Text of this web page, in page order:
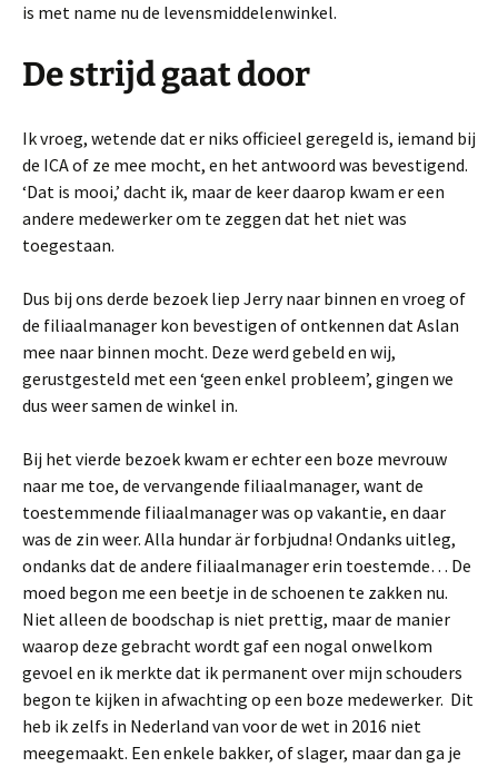
is met name nu de levensmiddelenwinkel.
De strijd gaat door
Ik vroeg, wetende dat er niks officieel geregeld is, iemand bij
de ICA of ze mee mocht, en het antwoord was bevestigend.
‘Dat is mooi,’ dacht ik, maar de keer daarop kwam er een
andere medewerker om te zeggen dat het niet was
toegestaan.
Dus bij ons derde bezoek liep Jerry naar binnen en vroeg of
de filiaalmanager kon bevestigen of ontkennen dat Aslan
mee naar binnen mocht. Deze werd gebeld en wij,
gerustgesteld met een ‘geen enkel probleem’, gingen we
dus weer samen de winkel in.
Bij het vierde bezoek kwam er echter een boze mevrouw
naar me toe, de vervangende filiaalmanager, want de
toestemmende filiaalmanager was op vakantie, en daar
was de zin weer. Alla hundar är forbjudna! Ondanks uitleg,
ondanks dat de andere filiaalmanager erin toestemde… De
moed begon me een beetje in de schoenen te zakken nu.
Niet alleen de boodschap is niet prettig, maar de manier
waarop deze gebracht wordt gaf een nogal onwelkom
gevoel en ik merkte dat ik permanent over mijn schouders
begon te kijken in afwachting op een boze medewerker. Dit
heb ik zelfs in Nederland van voor de wet in 2016 niet
meegemaakt. Een enkele bakker, of slager, maar dan ga je